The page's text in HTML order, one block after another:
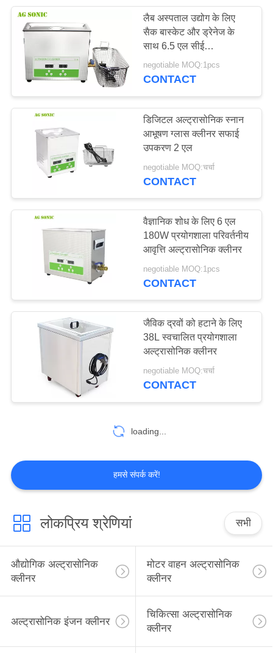
चिकित्सकीय
अल्ट्रासोनिक क्लीनर
29
अल्ट्रासोनिक सर्किट बोर्ड
20
अल्ट्रासोनिक गोल्फ क्लब
क्लीनर
अल्ट्रासोनिक ब्लाइंड
42
अल्ट्रासोनिक फिल्टर
सफाई मशीन
14
लैब अस्पताल उद्योग के लिए
सैक बास्केट और ड्रेनेज के
साथ 6.5 एल सीई
अल्ट्रासोनिक बाथ सोनिकेटर
negotiable MOQ:1pcs
CONTACT
डिजिटल अल्ट्रासोनिक स्नान
आभूषण ग्लास क्लीनर सफाई
उपकरण 2 एल
negotiable MOQ:चर्चा
CONTACT
वैज्ञानिक शोध के लिए 6 एल
180W प्रयोगशाला परिवर्तनीय
आवृत्ति अल्ट्रासोनिक क्लीनर
negotiable MOQ:1pcs
CONTACT
जैविक द्रवों को हटाने के लिए
38L स्वचालित प्रयोगशाला
अल्ट्रासोनिक क्लीनर
negotiable MOQ:चर्चा
CONTACT
loading...
हमसे संपर्क करें!
लोकप्रिय श्रेणियां सभी
औद्योगिक अल्ट्रासोनिक
क्लीनर
मोटर वाहन अल्ट्रासोनिक
क्लीनर
अल्ट्रासोनिक इंजन क्लीनर
चिकित्सा अल्ट्रासोनिक
क्लीनर